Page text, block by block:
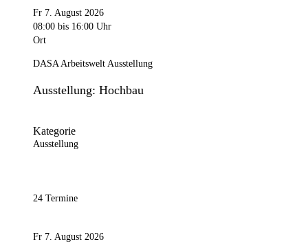
Fr 7. August 2026
08:00 bis 16:00 Uhr
Ort
DASA Arbeitswelt Ausstellung
Ausstellung: Hochbau
Kategorie
Ausstellung
24 Termine
Fr 7. August 2026